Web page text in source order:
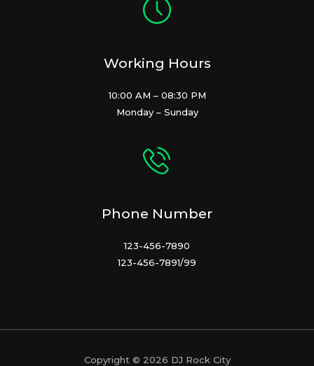
Working Hours
10:00 AM – 08:30 PM
Monday – Sunday
Phone Number
123-456-7890
123-456-7891/99
Copyright © 2026 DJ Rock City